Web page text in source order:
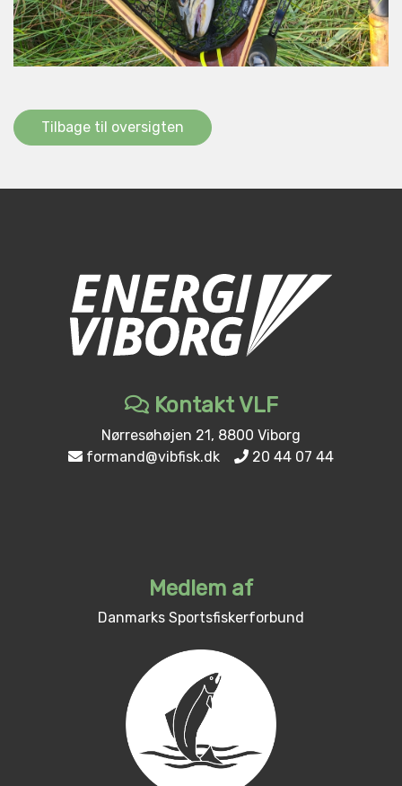
Tilbage til oversigten
Kontakt VLF
Nørresøhøjen 21, 8800 Viborg
formand@vibfisk.dk
20 44 07 44
Medlem af
Danmarks Sportsfiskerforbund